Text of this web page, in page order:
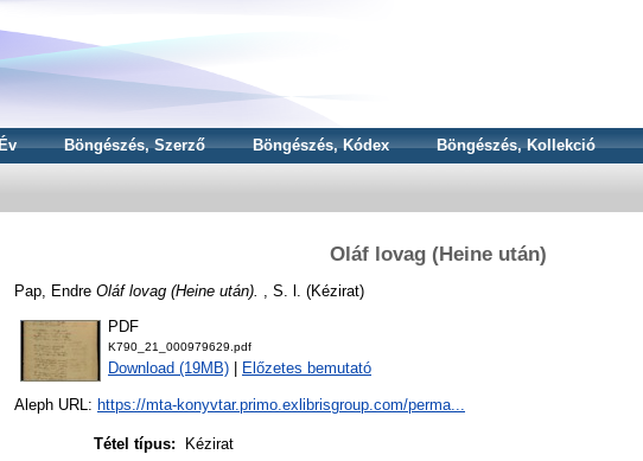
Böngészés, Szerző Böngészés, Kódex Böngészés, Kollekció
Oláf lovag (Heine után)
Pap, Endre Oláf lovag (Heine után). , S. l. (Kézirat)
PDF
K790_21_000979629.pdf
Download (19MB) Előzetes bemutató
Aleph URL: https://mta-konyvtar.primo.exlibrisgroup.com/perma...
Tétel típus:
Kézirat